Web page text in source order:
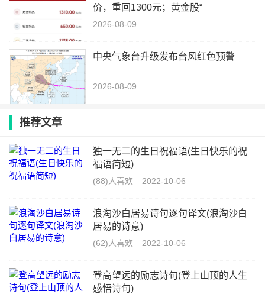
价，重回1300元；黄金股“
2026-08-09
中央气象台升级发布台风红色预警
2026-08-09
推荐文章
独一无二的生日祝福语(生日快乐的祝
福语简短)
(88)人喜欢 2022-10-06
浪淘沙白居易诗句逐句译文(浪淘沙白
居易的诗意)
(62)人喜欢 2022-10-06
登高望远的励志诗句(登上山顶的人生
感悟诗句)